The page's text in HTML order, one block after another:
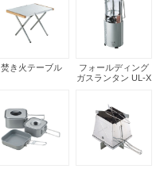
焚き火テーブル
フォールディング
ガスランタン UL-X